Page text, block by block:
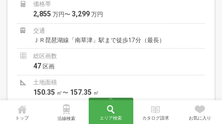
トップ 沿線検索 エリア検索 カタログ請求 お気に入り
価格帯
2,855 万円〜 3,299 万円
交通
ＪＲ琵琶湖線「南草津」駅まで徒歩17分（最長）
総区画数
47 区画
土地面積
150.35 ㎡〜 157.35 ㎡
大規模分譲(30区画以上) 45坪以上 自由設計